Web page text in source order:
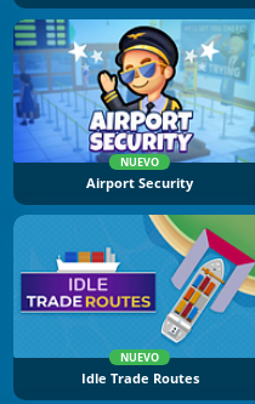
NUEVO
Airport Security
NUEVO
Idle Trade Routes